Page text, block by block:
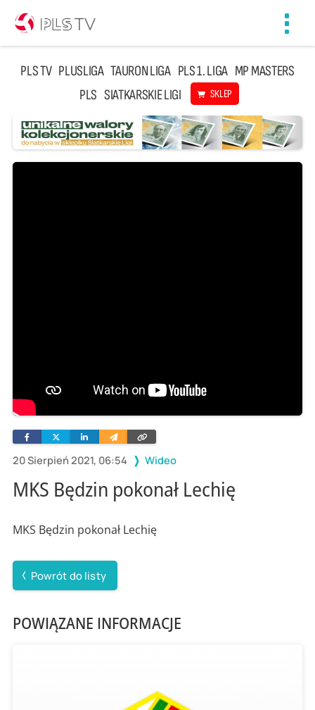
PLS TV PLUSLIGA TAURON LIGA PLS 1. LIGA MP MASTERS
PLS SIATKARSKIE LIGI SKLEP
20 Sierpień 2021, 06:54 Wideo
FacebookTwitterLinkedinWyślij
e-
Skopiuj
link
MKS Będzin pokonał Lechię
MKS Będzin pokonał Lechię
Powrót do listy
POWIĄZANE INFORMACJE